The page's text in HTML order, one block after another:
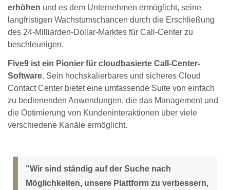
erhöhen und es dem Unternehmen ermöglicht, seine
langfristigen Wachstumschancen durch die Erschließung
des 24-Milliarden-Dollar-Marktes für Call-Center zu
beschleunigen.
Five9 ist ein Pionier für cloudbasierte Call-Center-
Software. Sein hochskalierbares und sicheres Cloud
Contact Center bietet eine umfassende Suite von einfach
zu bedienenden Anwendungen, die das Management und
die Optimierung von Kundeninteraktionen über viele
verschiedene Kanäle ermöglicht.
"Wir sind ständig auf der Suche nach
Möglichkeiten, unsere Plattform zu verbessern,